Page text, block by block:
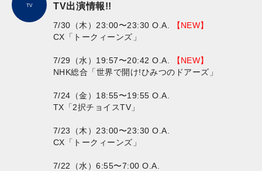
TV TV出演情報!!
7/30（木）23:00〜23:30 O.A.
【NEW】
CX「トークィーンズ」
7/29（水）19:57〜20:42 O.A.
【NEW】
NHK総合「世界で開け!ひみつのドアーズ」
7/24（金）18:55〜19:55 O.A.
TX「2択チョイスTV」
7/23（木）23:00〜23:30 O.A.
CX「トークィーンズ」
7/22（水）6:55〜7:00 O.A.